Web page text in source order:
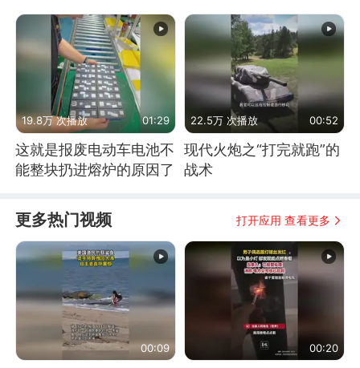
19.8万 次播放 01:29
这就是报废电动车电池不
能整块扔进熔炉的原因了
22.5万 次播放 00:52
现代火炮之“打完就跑”的
战术
更多热门视频 打开应用 查看更多
00:09 00:20